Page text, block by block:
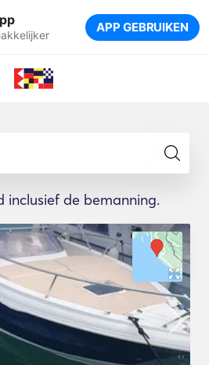
APP GEBRUIKEN
inclusief de bemanning.